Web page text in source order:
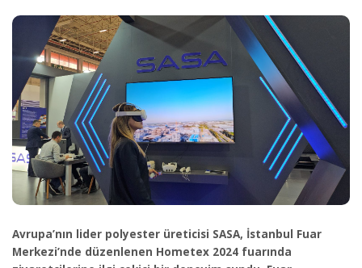
Avrupa’nın lider polyester üreticisi SASA, İstanbul Fuar
Merkezi’nde düzenlenen Hometex 2024 fuarında